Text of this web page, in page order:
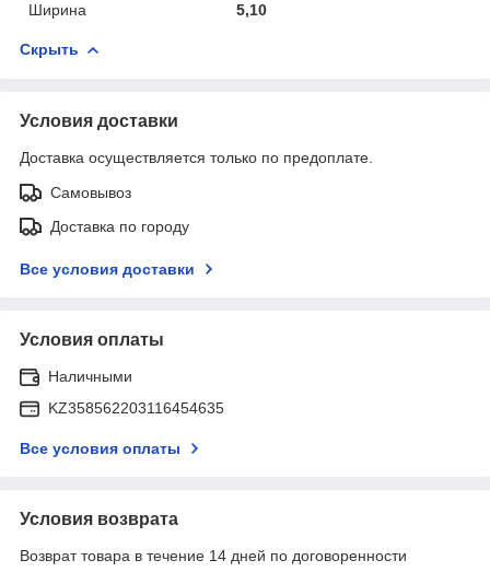
Ширина
5,10
Скрыть
Условия доставки
Доставка осуществляется только по предоплате.
Самовывоз
Доставка по городу
Все условия доставки
Условия оплаты
Наличными
KZ358562203116454635
Все условия оплаты
Условия возврата
Возврат товара в течение 14 дней по договоренности